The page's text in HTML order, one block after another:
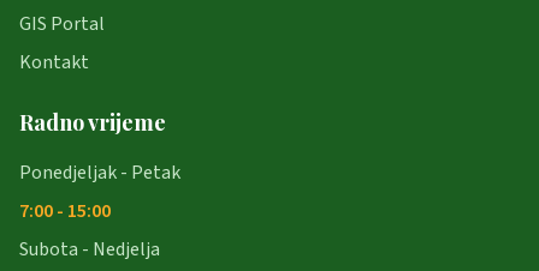
GIS Portal
Kontakt
Radno vrijeme
Ponedjeljak - Petak
7:00 - 15:00
Subota - Nedjelja